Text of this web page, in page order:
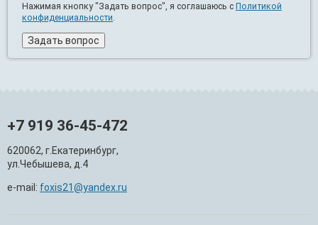
Нажимая кнопку "Задать вопрос", я соглашаюсь с Политикой
конфиденциальности.
+7 919 36-45-472
620062, г.Екатеринбург,
ул.Чебышева, д.4
e-mail: foxis21@yandex.ru